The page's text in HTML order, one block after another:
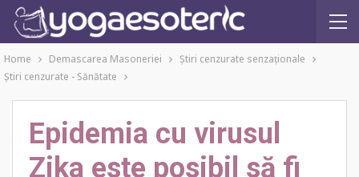
Home Demascarea Masoneriei
Ştiri cenzurate senzaţionale
Ştiri cenzurate - Sănătate
Epidemia cu virusul
Zika este posibil să fi